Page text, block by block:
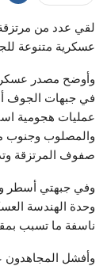
لقي عدد من مرتزقة
عسكرية متنوعة
وأوضح مصدر
في جبهات الجوف
عمليات هجومية
والمصلوب وجنوب
صفوف المرتزقة
وفي جبهتي أسطر
وحدة الهندسة
ناسفة ما تسبب
وأفشل المجاهدون